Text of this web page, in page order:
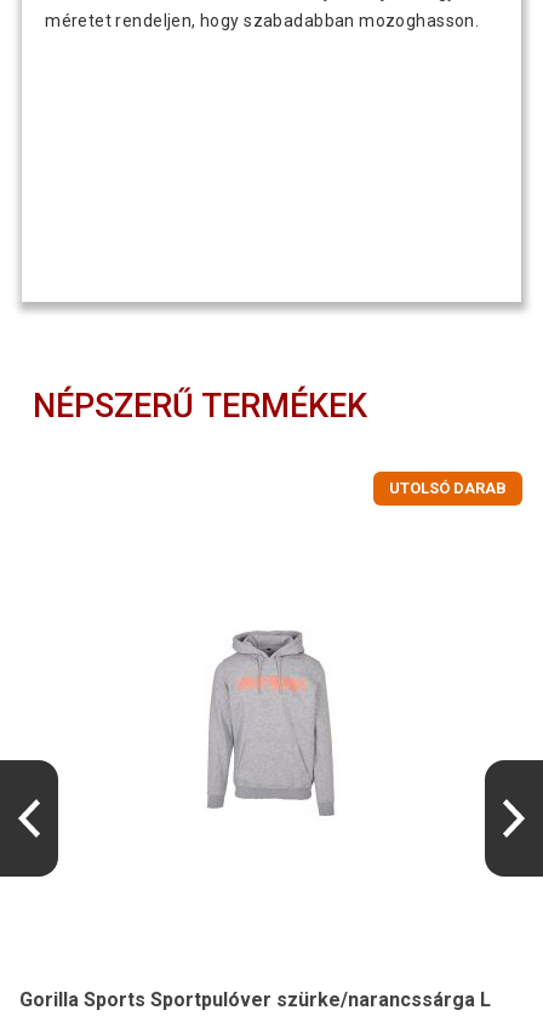
méretet rendeljen, hogy szabadabban mozoghasson.
NÉPSZERŰ TERMÉKEK
UTOLSÓ DARAB
Gorilla Sports Sportpulóver szürke/narancssárga L